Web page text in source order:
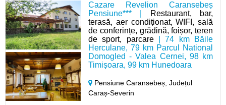
Cazare Revelion Caransebeș
Pensiune*** |
Restaurant, bar,
terasă, aer condiționat, WIFI, sală
de conferințe, grădină, foișor, teren
de sport, parcare| 74 km Băile
Herculane, 79 km Parcul National
Domogled - Valea Cernei, 98 km
Timișoara, 99 km Hunedoara
Pensiune Caransebeș,Județul
Caraș-Severin